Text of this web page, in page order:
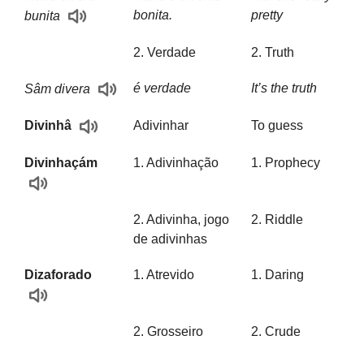
bunita
bonita.
pretty
2. Verdade 2. Truth
Sâm divera é verdade It’s the truth
Divinhâ Adivinhar To guess
Divinhaçám 1. Adivinhação 1. Prophecy
2. Adivinha, jogo
de adivinhas
2. Riddle
Dizaforado 1. Atrevido 1. Daring
2. Grosseiro 2. Crude